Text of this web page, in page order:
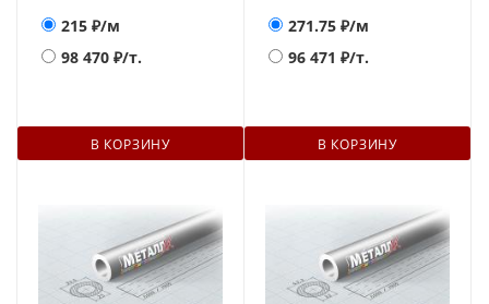
215 ₽/м
98 470 ₽/т.
В КОРЗИНУ
271.75 ₽/м
96 471 ₽/т.
В КОРЗИНУ